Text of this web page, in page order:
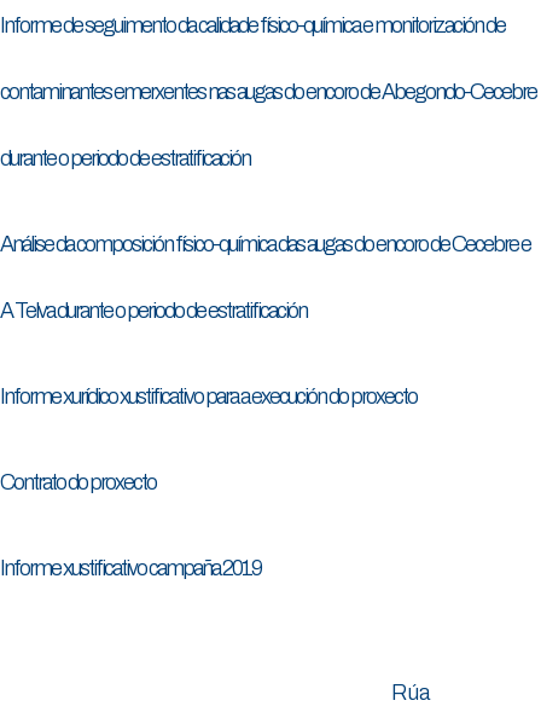
Informe de seguimento da calidade físico-química e monitorización de
contaminantes emerxentes nas augas do encoro de Abegondo-Cecebre
durante o periodo de estratificación
Análise da composición físico-química das augas do encoro de Cecebre e
A Telva durante o periodo de estratificación
Informe xurídico xustificativo para a execución do proxecto
Contrato do proxecto
Informe xustificativo campaña 2019
Rúa